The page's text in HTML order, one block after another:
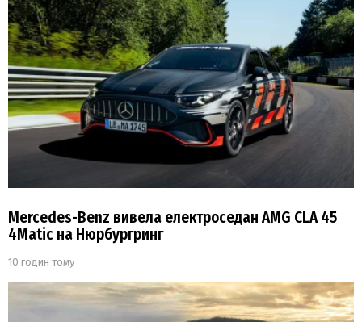
Mercedes-Benz вивела електроседан AMG CLA 45
4Matic на Нюрбургринг
10 годин тому